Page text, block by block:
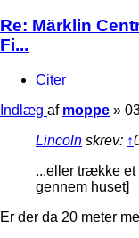
Re: Märklin
Fi...
Citer
Indlæg af moppe »
Lincoln skrev: ↑
...eller trække et
gennem huset]
Er der da 20 meter